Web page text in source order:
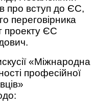
про вступ до ЄС,
переговірника
проекту ЄС
«Міжнародна
професійної